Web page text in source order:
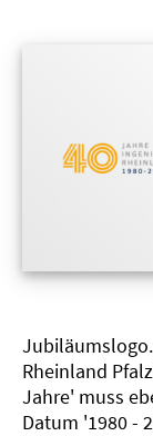
Rheinland
Jahre' muss
Datum '1980 -